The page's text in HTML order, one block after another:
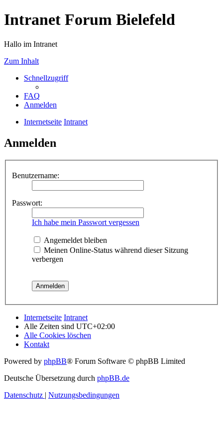
Intranet Forum Bielefeld
Hallo im Intranet
Zum Inhalt
Schnellzugriff
FAQ
Anmelden
Internetseite Intranet
Anmelden
Benutzername:
Passwort:
Ich habe mein Passwort vergessen
Angemeldet bleiben
Meinen Online-Status während dieser Sitzung
verbergen
Internetseite Intranet
Alle Zeiten sind UTC+02:00
Alle Cookies löschen
Kontakt
Powered by phpBB® Forum Software © phpBB Limited
Deutsche Übersetzung durch phpBB.de
Datenschutz | Nutzungsbedingungen